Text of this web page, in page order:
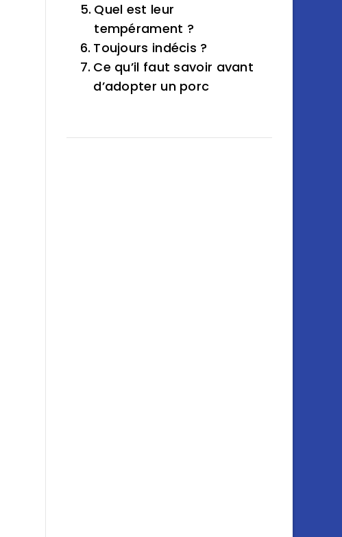
Quel est leur
tempérament ?
Toujours indécis ?
Ce qu’il faut savoir avant
d’adopter un porc